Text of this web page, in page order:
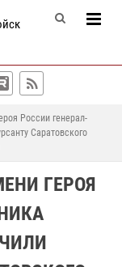
России генерал-
Саратовского
ГЕРОЯ